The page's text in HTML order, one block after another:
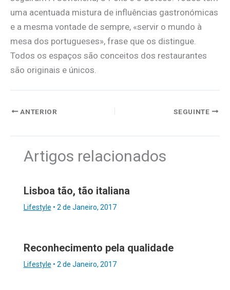
uma acentuada mistura de influências gastronómicas
e a mesma vontade de sempre, «servir o mundo à
mesa dos portugueses», frase que os distingue.
Todos os espaços são conceitos dos restaurantes
são originais e únicos.
ANTERIOR SEGUINTE
Artigos relacionados
Lisboa tão, tão italiana
Lifestyle • 2 de Janeiro, 2017
Reconhecimento pela qualidade
Lifestyle • 2 de Janeiro, 2017